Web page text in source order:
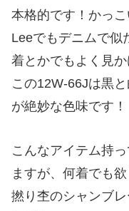
本格的です！かっ
Leeでもデニムで似
着とかでもよく見か
この12W-66Jは黒
が絶妙な色味です！
こんなアイテム持
ますが、何着でも
撚り杢のシャンブ